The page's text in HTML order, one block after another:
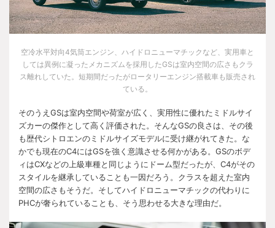
空冷水平対向4気筒エンジン、ハイドロニューマチックなど、実用車と
しては異例に凝ったメカニズムを採用したGSは室内空間の広さもクラ
ス離れしていた。短期間だったがロータリーエンジン搭載車も販売され
ている。
そのうえ GSは室内空間や荷室が広く、実用性に優れたミドルサイ
ズカーの傑作として高く評価された。そんなGSの良さは、その後
も歴代シトロエンのミドルサイズモデルに受け継がれてきた。な
かでも現在のC4にはGSを強く意識させる何かがある。 GSのボデ
ィはCXなどの上級車種と同じようにドーム型だったが、 C4がその
スタイルを継承していることも一因だろう。クラスを超えた室内
空間の広さもそうだ。そしてハイドロニューマチックの代わりに
PHCが奢られていることも、そう思わせる大きな理由だ。